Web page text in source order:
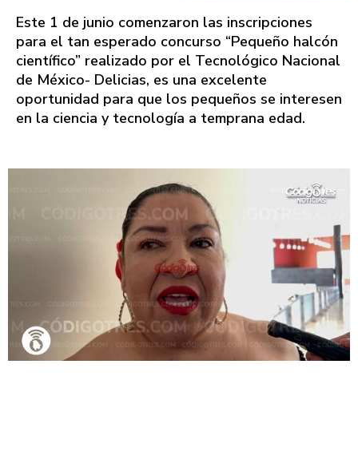
Este 1 de junio comenzaron las inscripciones
para el tan esperado concurso “Pequeño halcón
científico” realizado por el Tecnológico Nacional
de México- Delicias, es una excelente
oportunidad para que los pequeños se interesen
en la ciencia y tecnología a temprana edad.